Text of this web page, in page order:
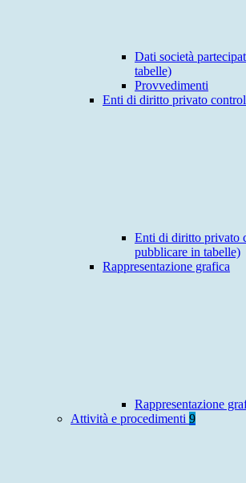
Dati società
tabelle)
Provvedimenti
Enti di diritto privato
Enti di diritto privato
pubblicare in tabelle)
Rappresentazione grafica
Rappresentazione
Attività e procedimenti 9